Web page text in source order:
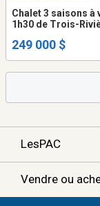
Chalet 3 saisons à
1h30 de Trois-
249 000 $
LesPAC
Vendre ou